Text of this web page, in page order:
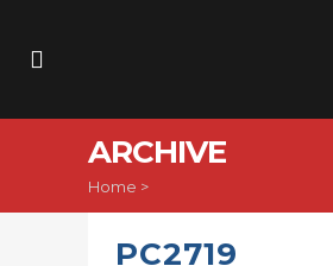
ARCHIVE
Home >
PC2719